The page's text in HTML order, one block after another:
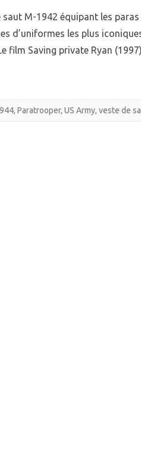
saut M-1942 équipant les
d’uniformes les plus
film Saving private Ryan
, Paratrooper, US Army, veste de